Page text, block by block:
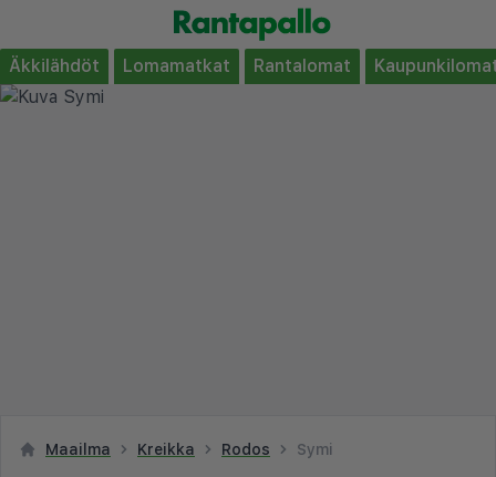
Äkkilähdöt Lomamatkat Rantalomat
Maailma Kreikka Rodos Symi